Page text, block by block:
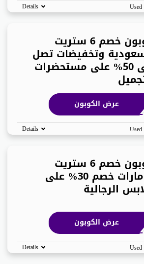
Details
كوبون خصم 6 ستريت
وتخفيضات تصل
الى 50% على مستحضرات
عرض الكوبون
Details
كوبون خصم 6 ستريت
الامارات خصم 30% على
الرجالية
عرض الكوبون
Details